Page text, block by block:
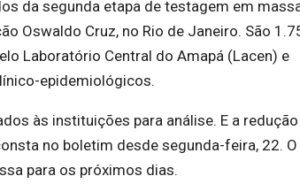
da segunda etapa de testagem em
Oswaldo Cruz, no Rio de Janeiro. São
Laboratório Central do Amapá (Lacen) e
epidemiológicos.
às instituições para análise. E a
no boletim desde segunda-feira, 22. O
para os próximos dias.